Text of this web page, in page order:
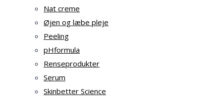
Nat creme
Øjen og læbe pleje
Peeling
pHformula
Renseprodukter
Serum
Skinbetter Science